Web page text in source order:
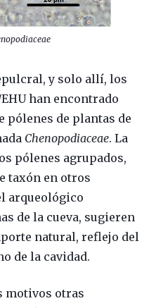
y solo allí, los
han encontrado
pólenes de plantas de
Chenopodiaceae. La
pólenes agrupados,
taxón en otros
arqueológico
de la cueva, sugieren
natural, reflejo del
de la cavidad.
motivos otras